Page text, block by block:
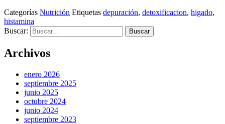
Categorías Nutrición Etiquetas depuración, detoxificacion, higado,
histamina
Buscar:
Archivos
enero 2026
septiembre 2025
junio 2025
octubre 2024
junio 2024
septiembre 2023